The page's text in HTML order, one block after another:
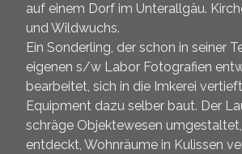
auf einem Dorf im Unterallgäu.
und Wildwuchs.
Ein Sonderling, der schon in seiner
eigenen s/w Labor Fotografien
bearbeitet, sich in die Imkerei
Equipment dazu selber baut. Der
schräge Objektewesen
entdeckt, Wohnräume in Kulissen